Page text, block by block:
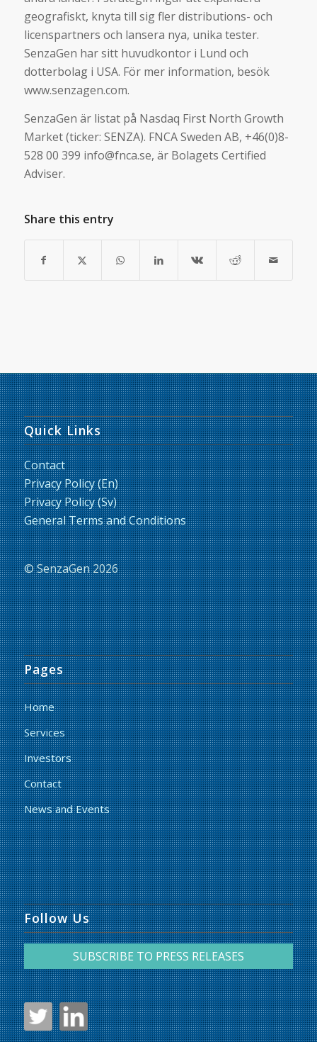
geografiskt, knyta till sig fler distributions- och
licenspartners och lansera nya, unika tester.
SenzaGen har sitt huvudkontor i Lund och
dotterbolag i USA. För mer information, besök
www.senzagen.com.
SenzaGen är listat på Nasdaq First North Growth
Market (ticker: SENZA). FNCA Sweden AB, +46(0)8-
528 00 399 info@fnca.se, är Bolagets Certified
Adviser.
Share this entry
Quick Links
Contact
Privacy Policy (En)
Privacy Policy (Sv)
General Terms and Conditions
© SenzaGen 2026
Pages
Home
Services
Investors
Contact
News and Events
Follow Us
SUBSCRIBE TO PRESS RELEASES